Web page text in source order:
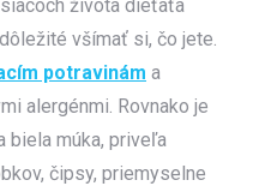
života dieťaťa
všímať si, čo jete.
potravinám a
alergénmi. Rovnako je
biela múka, priveľa
čipsy, priemyselne